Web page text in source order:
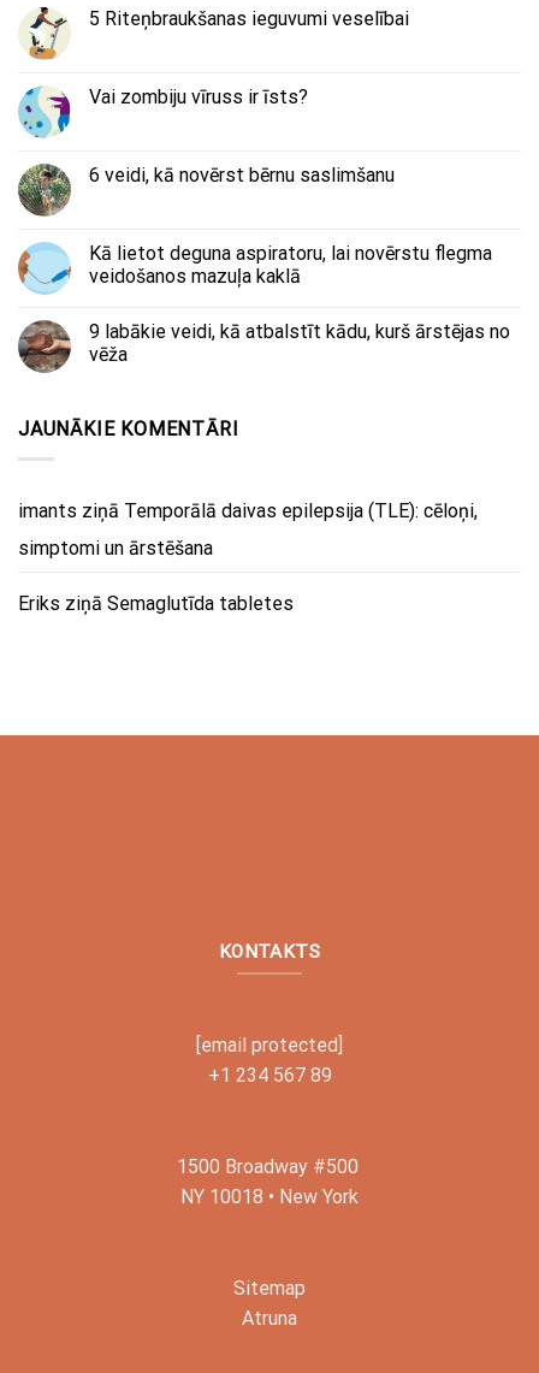
5 Riteņbraukšanas ieguvumi veselībai
Vai zombiju vīruss ir īsts?
6 veidi, kā novērst bērnu saslimšanu
Kā lietot deguna aspiratoru, lai novērstu flegma
veidošanos mazuļa kaklā
9 labākie veidi, kā atbalstīt kādu, kurš ārstējas no
vēža
JAUNĀKIE KOMENTĀRI
imants ziņā Temporālā daivas epilepsija (TLE): cēloņi,
simptomi un ārstēšana
Eriks ziņā Semaglutīda tabletes
KONTAKTS
[email protected]
+1 234 567 89
1500 Broadway #500
NY 10018 • New York
Sitemap
Atruna